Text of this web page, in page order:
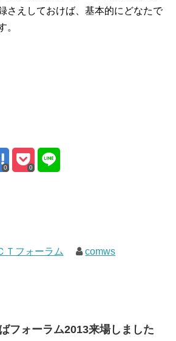
さえしておけば、基本的にどなたで
。
0 0
Ｔフォーラム comws
フォーラム2013来場しました